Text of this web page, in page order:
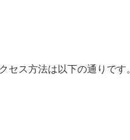
セス方法は以下の通りです。